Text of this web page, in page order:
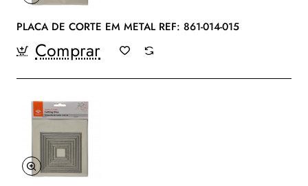
PLACA DE CORTE EM METAL REF: 861-014-015
Comprar